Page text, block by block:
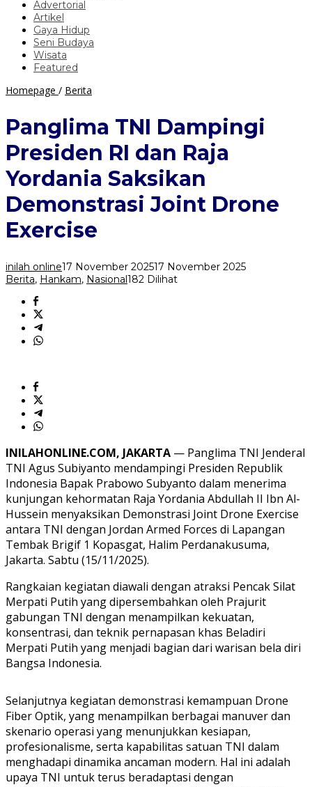
Advertorial
Artikel
Gaya Hidup
Seni Budaya
Wisata
Featured
Homepage / Berita
Dampingi
Presiden
dan
Raja
Yordania
Saksikan
Demonstrasi
Drone
Panglima TNI Dampingi
Presiden RI dan Raja
Yordania Saksikan
Demonstrasi Joint Drone
Exercise
inilah online17 November 202517 November 2025
Berita, Hankam, Nasional182 Dilihat
INILAHONLINE.COM, JAKARTA — Panglima TNI Jenderal
TNI Agus Subiyanto mendampingi Presiden Republik
Indonesia Bapak Prabowo Subyanto dalam menerima
kunjungan kehormatan Raja Yordania Abdullah II Ibn Al-
Hussein menyaksikan Demonstrasi Joint Drone Exercise
antara TNI dengan Jordan Armed Forces di Lapangan
Tembak Brigif 1 Kopasgat, Halim Perdanakusuma,
Jakarta. Sabtu (15/11/2025).
Rangkaian kegiatan diawali dengan atraksi Pencak Silat
Merpati Putih yang dipersembahkan oleh Prajurit
gabungan TNI dengan menampilkan kekuatan,
konsentrasi, dan teknik pernapasan khas Beladiri
Merpati Putih yang menjadi bagian dari warisan bela diri
Bangsa Indonesia.
Selanjutnya kegiatan demonstrasi kemampuan Drone
Fiber Optik, yang menampilkan berbagai manuver dan
skenario operasi yang menunjukkan kesiapan,
profesionalisme, serta kapabilitas satuan TNI dalam
menghadapi dinamika ancaman modern. Hal ini adalah
upaya TNI untuk terus beradaptasi dengan